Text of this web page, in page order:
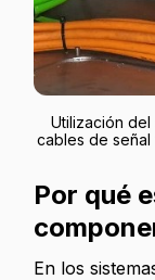
Utilización del
cables de señal
Por qué
En los